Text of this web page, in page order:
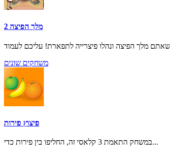
מלך הפיצה 2
משחקים שונים
פיצוץ פירות
במשחק התאמת 3 קלאסי זה, החליפו בין פירות כדי...